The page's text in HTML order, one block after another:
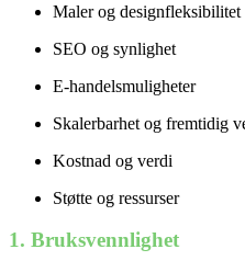
Maler og designfleksibilitet
SEO og synlighet
E-handelsmuligheter
Skalerbarhet og fremtidig
Kostnad og verdi
Støtte og ressurser
1. Bruksvennlighet